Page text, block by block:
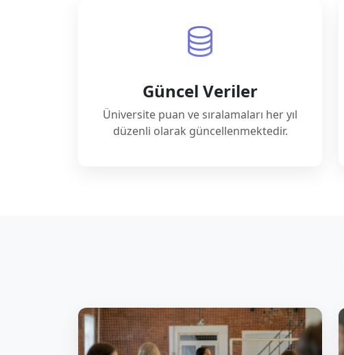
Güncel Veriler
Üniversite puan ve sıralamaları her yıl
düzenli olarak güncellenmektedir.